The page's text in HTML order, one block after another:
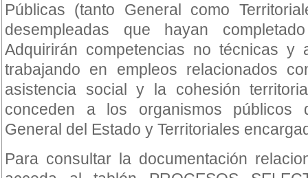
Públicas (tanto General como
desempleadas que hayan
Adquirirán competencias no técnicas y
trabajando en empleos relacionados
asistencia social y la cohesión
conceden a los organismos públicos
General del Estado y Territoriales
Para consultar la documentación